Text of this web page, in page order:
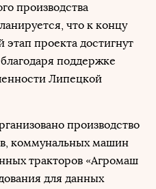
производства
что к концу
проекта достигнут
поддержке
Липецкой
производство
коммунальных машин
тракторов «Агромаш
для данных